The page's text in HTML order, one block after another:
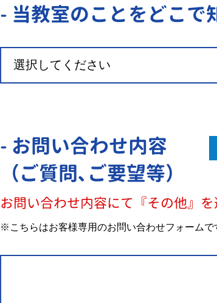
- 当教室のことをどこで
- お問い合わせ内容
（ご質問､ご要望等）
お問い合わせ内容にて『その他』
※こちらはお客様専用のお問い合わせフォームで